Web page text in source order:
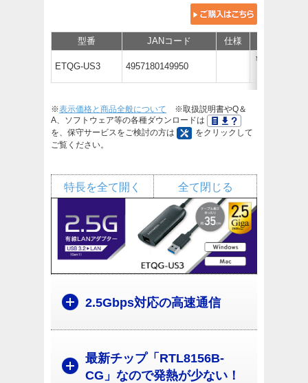
型番 JANコード 仕様
ETQG-US3 4957180149950
￥6,050
※表示価格と商品全般について ※取扱説明書やQ＆
A、ソフトウェア等の各種ダウンロードは
を、保守サービスをご検討の方は
をクリックして
ご覧ください。
全て閉じる
特長を全て開く
2.5Gbps対応の高速通信
最新チップ「RTL8156B-
CG」なので発熱が少ない！